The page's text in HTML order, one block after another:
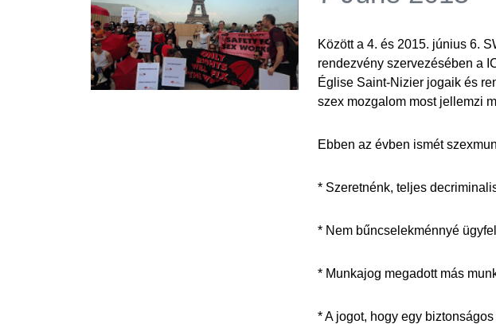
Között a 4. és 2015. június 6.
rendezvény szervezésében a
Église Saint-Nizier jogaik és
szex mozgalom most jellemzi
Ebben az évben ismét
* Szeretnénk, teljes
* Nem bűncselekménnyé
* Munkajog megadott más
* A jogot, hogy egy